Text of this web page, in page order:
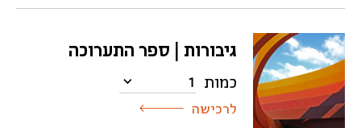
גיבורות | ספר התערוכה
כמות 1
לרכישה